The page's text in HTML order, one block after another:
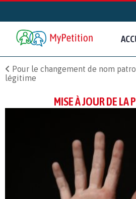
Pour le changement de nom
légitime
MISE À JOUR DE LA